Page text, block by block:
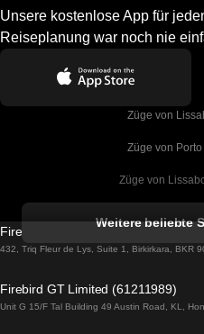
Unsere kostenlose App für
Reiseplanung war noch nie
Züge von
Züge von
Züge von
Züge von
Züge von
Weitere beliebte
Firebird GT Limited (OC 1451)
432, Triq Fleur de Lys, Suite 1, Birkirkara, BKR
Firebird GT Limited (61211989)
Unit G 15/F Tal Building 49 Austin Road, KL,